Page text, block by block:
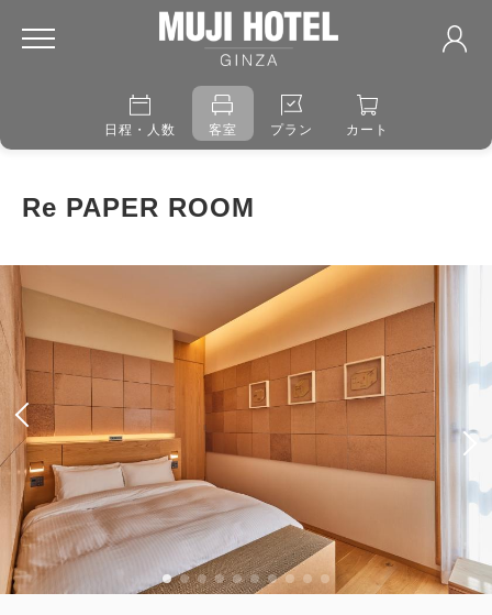
日程・人数 客室 プラン カート
Re PAPER ROOM